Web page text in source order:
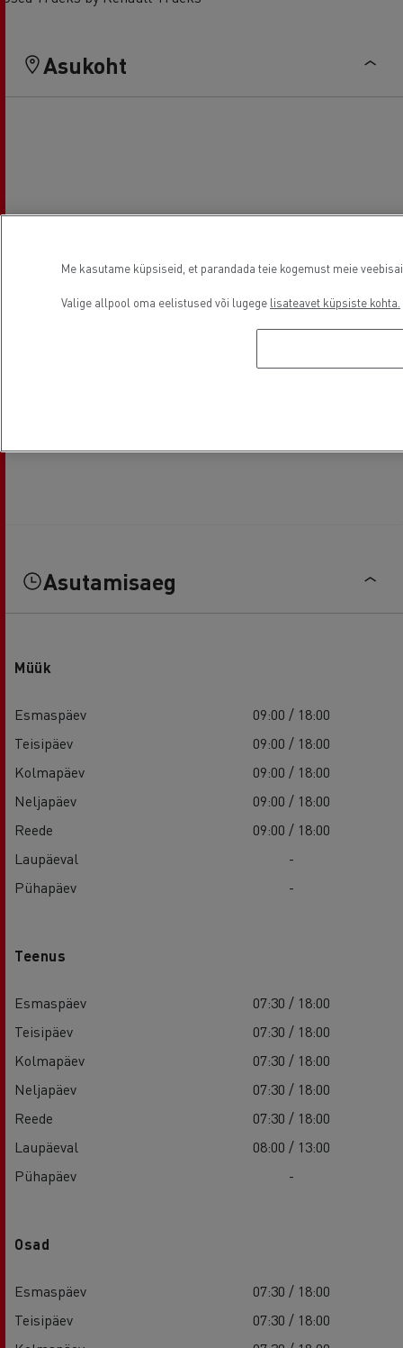
Asukoht
Asutamisaeg
Müük
Esmaspäev
09:00 / 18:00
Teisipäev
09:00 / 18:00
Kolmapäev
09:00 / 18:00
Neljapäev
09:00 / 18:00
Reede
09:00 / 18:00
Laupäeval
-
Pühapäev
-
Teenus
Esmaspäev
07:30 / 18:00
Teisipäev
07:30 / 18:00
Kolmapäev
07:30 / 18:00
Neljapäev
07:30 / 18:00
Reede
07:30 / 18:00
Laupäeval
08:00 / 13:00
Pühapäev
-
Osad
Esmaspäev
07:30 / 18:00
Teisipäev
07:30 / 18:00
Me kasutame küpsiseid, et parandada teie kogemust meie
Valige allpool oma eelistused või lugege lisateavet küpsiste kohta.